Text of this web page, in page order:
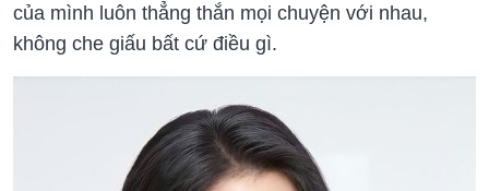
của mình luôn thẳng thắn mọi chuyện với nhau,
không che giấu bất cứ điều gì.